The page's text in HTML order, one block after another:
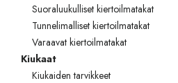
Suoraluukulliset kiertoilmatakat
Tunnelimalliset kiertoilmatakat
Varaavat kiertoilmatakat
Kiukaat
Kiukaiden tarvikkeet